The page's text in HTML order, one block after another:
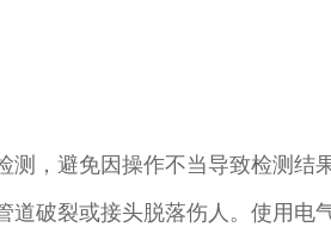
，避免因操作不当导致检测结
破裂或接头脱落伤人。使用电